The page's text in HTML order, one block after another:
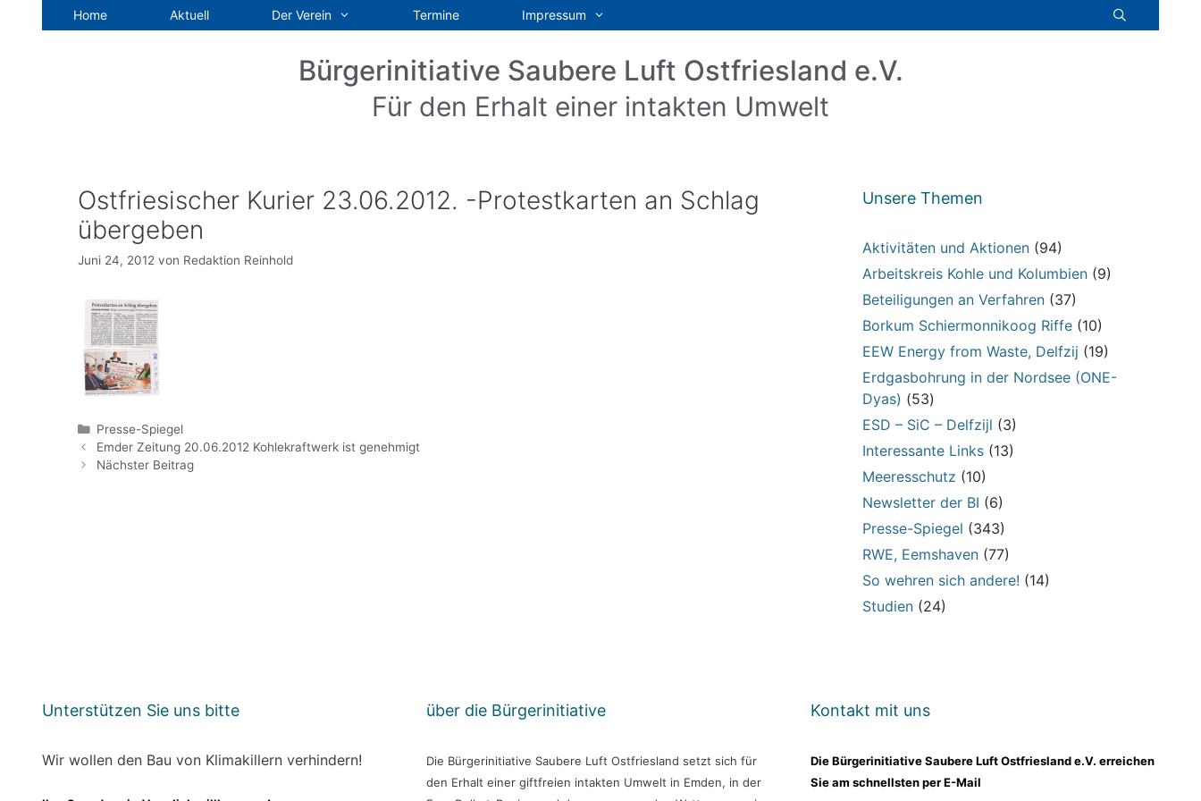
Home Aktuell Der Verein Termine Impressum
Bürgerinitiative Saubere Luft Ostfriesland e.V.
Für den Erhalt einer intakten Umwelt
Ostfriesischer Kurier 23.06.2012. -Protestkarten an Schlag
übergeben
Juni 24, 2012 von Redaktion Reinhold
Kategorien
Presse-Spiegel
Emder Zeitung 20.06.2012 Kohlekraftwerk ist genehmigt
Nächster Beitrag
Unsere Themen
Aktivitäten und Aktionen(94)
Arbeitskreis Kohle und Kolumbien(9)
Beteiligungen an Verfahren(37)
Borkum Schiermonnikoog Riffe(10)
EEW Energy from Waste, Delfzij (19)
Erdgasbohrung in der Nordsee (ONE-
Dyas) (53)
ESD – SiC – Delfzijl (3)
Interessante Links(13)
Meeresschutz (10)
Newsletter der BI (6)
Presse-Spiegel (343)
RWE, Eemshaven(77)
So wehren sich andere! (14)
Studien(24)
Unterstützen Sie uns bitte
Wir wollen den Bau von Klimakillern verhindern!
über die Bürgerinitiative
Die Bürgerinitiative Saubere Luft Ostfriesland setzt sich für
den Erhalt einer giftfreien intakten Umwelt in Emden, in der
Kontakt mit uns
Die Bürgerinitiative Saubere Luft Ostfriesland e.V. erreichen
Sie am schnellsten per E-Mail